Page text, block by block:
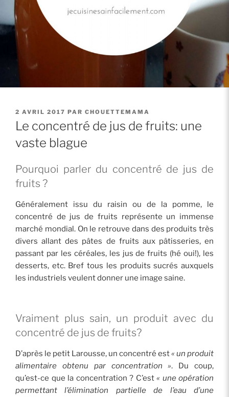
PUBLIÉ
LE
2 AVRIL 2017 PAR CHOUETTEMAMA
Le concentré de jus de fruits: une
vaste blague
Pourquoi parler du concentré de jus de
fruits ?
Généralement issu du raisin ou de la pomme, le
concentré de jus de fruits représente un immense
marché mondial. On le retrouve dans des produits très
divers allant des pâtes de fruits aux pâtisseries, en
passant par les céréales, les jus de fruits (hé oui!), les
desserts, etc. Bref tous les produits sucrés auxquels
les industriels veulent donner une image saine.
Vraiment plus sain, un produit avec du
concentré de jus de fruits?
D’après le petit Larousse, un concentré est« un produit
alimentaire obtenu par concentration ». Du coup,
qu’est-ce que la concentration ? C’est « une opération
permettant l’élimination partielle de l’eau d’une